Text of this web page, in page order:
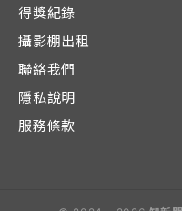
得獎紀錄
攝影棚出租
聯絡我們
隱私說明
服務條款